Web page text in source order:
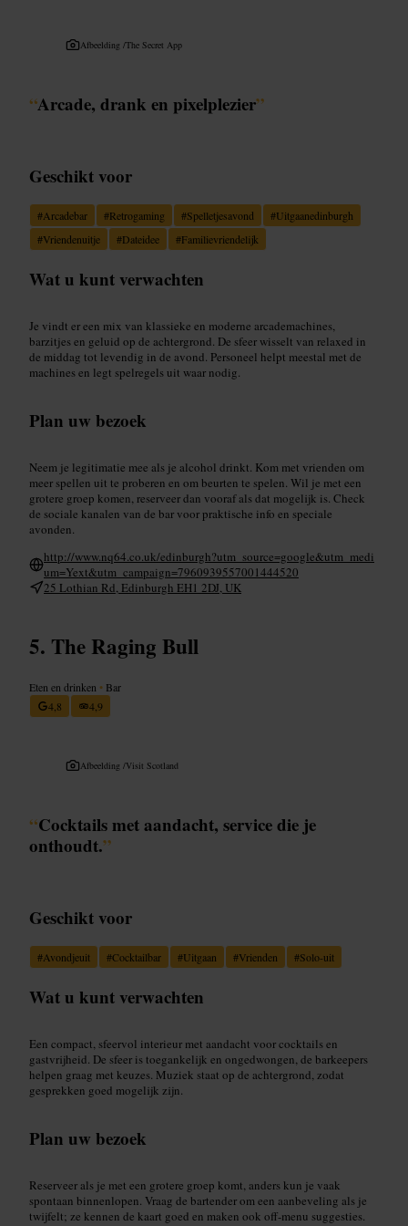
Afbeelding /The Secret App
“Arcade, drank en pixelplezier”
Geschikt voor
#Arcadebar #Retrogaming #Spelletjesavond #Uitgaanedinburgh
#Vriendenuitje #Dateidee #Familievriendelijk
Wat u kunt verwachten
Je vindt er een mix van klassieke en moderne arcademachines,
barzitjes en geluid op de achtergrond. De sfeer wisselt van relaxed in
de middag tot levendig in de avond. Personeel helpt meestal met de
machines en legt spelregels uit waar nodig.
Plan uw bezoek
Neem je legitimatie mee als je alcohol drinkt. Kom met vrienden om
meer spellen uit te proberen en om beurten te spelen. Wil je met een
grotere groep komen, reserveer dan vooraf als dat mogelijk is. Check
de sociale kanalen van de bar voor praktische info en speciale
avonden.
http://www.nq64.co.uk/edinburgh?utm_source=google&utm_medi
um=Yext&utm_campaign=7960939557001444520
25 Lothian Rd, Edinburgh EH1 2DJ, UK
The Raging Bull
Eten en drinken • Bar
4,8
4,9
Afbeelding /Visit Scotland
“Cocktails met aandacht, service die je
onthoudt.”
Geschikt voor
#Avondjeuit #Cocktailbar #Uitgaan #Vrienden #Solo-uit
Wat u kunt verwachten
Een compact, sfeervol interieur met aandacht voor cocktails en
gastvrijheid. De sfeer is toegankelijk en ongedwongen, de barkeepers
helpen graag met keuzes. Muziek staat op de achtergrond, zodat
gesprekken goed mogelijk zijn.
Plan uw bezoek
Reserveer als je met een grotere groep komt, anders kun je vaak
spontaan binnenlopen. Vraag de bartender om een aanbeveling als je
twijfelt; ze kennen de kaart goed en maken ook off-menu suggesties.